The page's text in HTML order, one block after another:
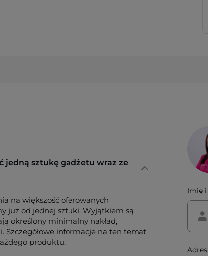
jedną sztukę gadżetu wraz ze
na większość oferowanych
już od jednej sztuki. Wyjątkiem są
określony minimalny nakład,
Szczegółowe informacje na ten temat
produktu.
Imię i